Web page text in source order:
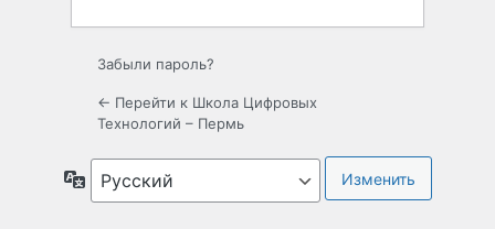
Забыли пароль?
← Перейти к Школа Цифровых
Технологий – Пермь
Язык